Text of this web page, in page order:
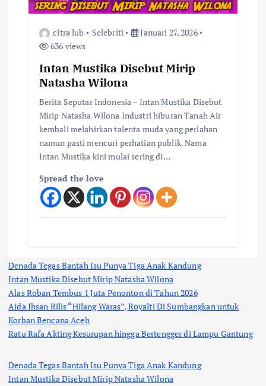
citra lub Selebriti
Januari 27, 2026
636 views
Intan Mustika Disebut Mirip
Natasha Wilona
Berita Seputar Indonesia – Intan Mustika Disebut
Mirip Natasha Wilona Industri hiburan Tanah Air
kembali melahirkan talenta muda yang perlahan
namun pasti mencuri perhatian publik. Nama
Intan Mustika kini mulai sering di…
Spread the love
Denada Tegas Bantah Isu Punya Tiga Anak Kandung
Intan Mustika Disebut Mirip Natasha Wilona
Alas Roban Tembus 1 Juta Penonton di Tahun 2026
Aida Ihsan Rilis “Hilang Waras”, Royalti Di Sumbangkan untuk
Korban Bencana Aceh
Ratu Rafa Akting Kesurupan hingga Bertengger di Lampu Gantung
Denada Tegas Bantah Isu Punya Tiga Anak Kandung
Intan Mustika Disebut Mirip Natasha Wilona